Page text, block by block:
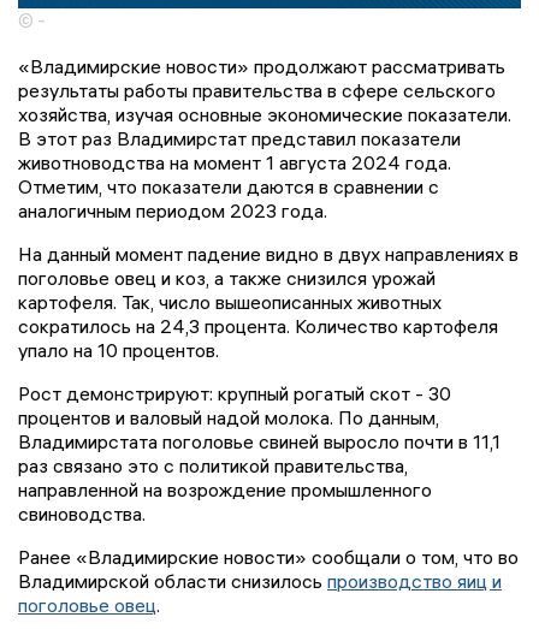
© -
«Владимирские новости» продолжают рассматривать
результаты работы правительства в сфере сельского
хозяйства, изучая основные экономические показатели.
В этот раз Владимирстат представил показатели
животноводства на момент 1 августа 2024 года.
Отметим, что показатели даются в сравнении с
аналогичным периодом 2023 года.
На данный момент падение видно в двух направлениях в
поголовье овец и коз, а также снизился урожай
картофеля. Так, число вышеописанных животных
сократилось на 24,3 процента. Количество картофеля
упало на 10 процентов.
Рост демонстрируют: крупный рогатый скот - 30
процентов и валовый надой молока. По данным,
Владимирстата поголовье свиней выросло почти в 11,1
раз связано это с политикой правительства,
направленной на возрождение промышленного
свиноводства.
Ранее «Владимирские новости» сообщали о том, что во
Владимирской области снизилось производство яиц и
поголовье овец.